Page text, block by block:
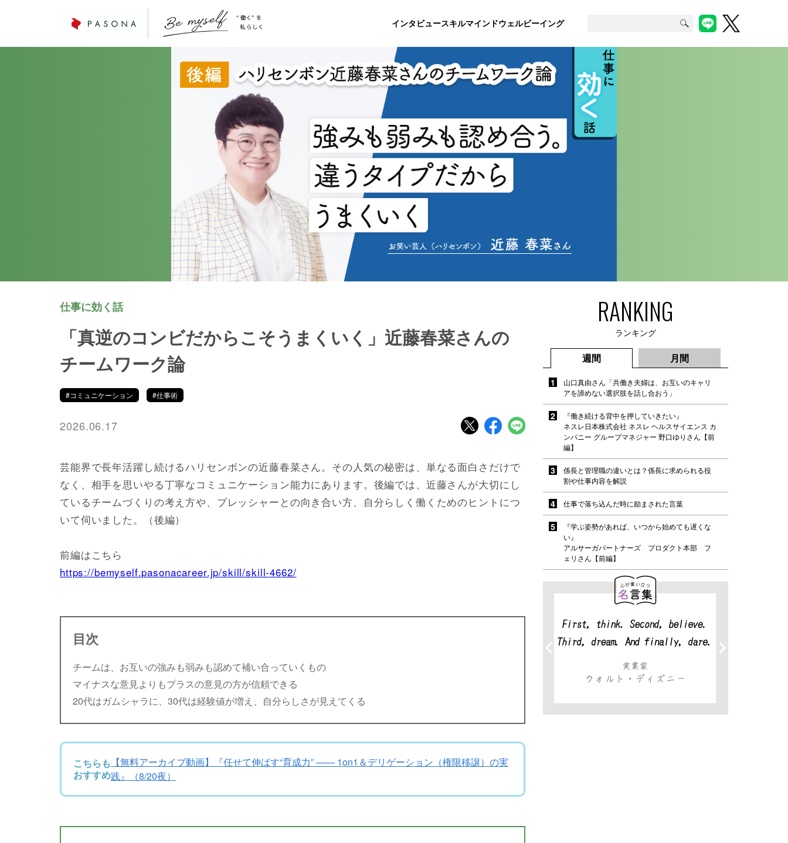
インタビュースキルマインドウェルビーイング
仕事に効く話
「真逆のコンビだからこそうまくいく」近藤春菜さんの
チームワーク論
#コミュニケーション #仕事術
2026.06.17
芸能界で長年活躍し続けるハリセンボンの近藤春菜さん。その人気の秘密は、単なる面白さだけで
なく、相手を思いやる丁寧なコミュニケーション能力にあります。後編では、近藤さんが大切にし
ているチームづくりの考え方や、プレッシャーとの向き合い方、自分らしく働くためのヒントにつ
いて伺いました。（後編）
前編はこちら
https://bemyself.pasonacareer.jp/skill/skill-4662/
目次
チームは、お互いの強みも弱みも認めて補い合っていくもの
マイナスな意見よりもプラスの意見の方が信頼できる
20代はガムシャラに、30代は経験値が増え、自分らしさが見えてくる
こちらも
おすすめ
【無料アーカイブ動画】『任せて伸ばす“育成力” —— 1on1＆デリゲーション（権限移譲）の実
践』（8/20夜）
RANKING
ランキング
週間 月間
山口真由さん「共働き夫婦は、お互いのキャリ
アを諦めない選択肢を話し合おう」
『働き続ける背中を押していきたい』
ネスレ日本株式会社 ネスレ ヘルスサイエンス カ
ンパニー グループマネジャー 野口ゆりさん【前
編】
係長と管理職の違いとは？係長に求められる役
割や仕事内容を解説
仕事で落ち込んだ時に励まされた言葉
『学ぶ姿勢があれば、いつから始めても遅くな
い』
アルサーガパートナーズ プロダクト本部 フ
ェリさん【前編】